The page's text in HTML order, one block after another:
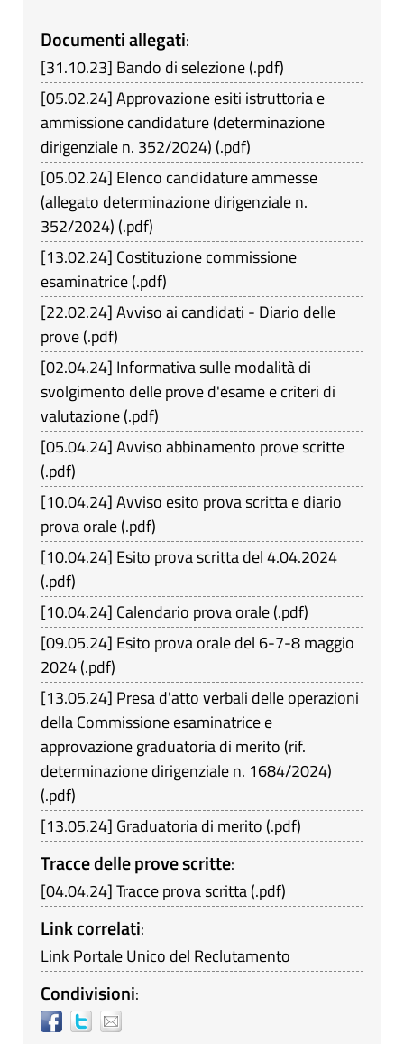
Documenti allegati:
[31.10.23] Bando di selezione(.pdf)
[05.02.24]Approvazione esiti istruttoria e
ammissione candidature (determinazione
dirigenziale n. 352/2024) (.pdf)
[05.02.24] Elenco candidature ammesse
(allegato determinazione dirigenziale n.
352/2024) (.pdf)
[13.02.24] Costituzione commissione
esaminatrice(.pdf)
[22.02.24]Avviso ai candidati - Diario delle
prove(.pdf)
[02.04.24] Informativa sulle modalità di
svolgimento delle prove d'esame e criteri di
valutazione(.pdf)
[05.04.24]Avviso abbinamento prove scritte
(.pdf)
[10.04.24]Avviso esito prova scritta e diario
prova orale(.pdf)
[10.04.24] Esito prova scritta del 4.04.2024
(.pdf)
[10.04.24] Calendario prova orale(.pdf)
[09.05.24] Esito prova orale del 6-7-8 maggio
2024(.pdf)
[13.05.24] Presa d'atto verbali delle operazioni
della Commissione esaminatrice e
approvazione graduatoria di merito (rif.
determinazione dirigenziale n. 1684/2024)
(.pdf)
[13.05.24] Graduatoria di merito (.pdf)
Tracce delle prove scritte:
[04.04.24]Tracce prova scritta(.pdf)
Link correlati:
Link Portale Unico del Reclutamento
Condivisioni: